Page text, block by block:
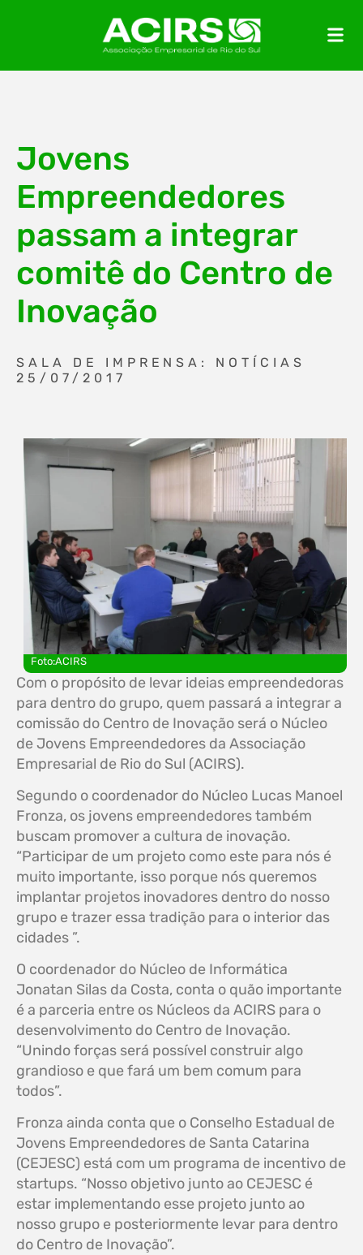
Jovens
Empreendedores
passam a integrar
comitê do Centro de
Inovação
SALA DE IMPRENSA: NOTÍCIAS
25/07/2017
Foto:ACIRS
Com o propósito de levar ideias empreendedoras
para dentro do grupo, quem passará a integrar a
comissão do Centro de Inovação será o Núcleo
de Jovens Empreendedores da Associação
Empresarial de Rio do Sul (ACIRS).
Segundo o coordenador do Núcleo Lucas Manoel
Fronza, os jovens empreendedores também
buscam promover a cultura de inovação.
“Participar de um projeto como este para nós é
muito importante, isso porque nós queremos
implantar projetos inovadores dentro do nosso
grupo e trazer essa tradição para o interior das
cidades ”.
O coordenador do Núcleo de Informática
Jonatan Silas da Costa, conta o quão importante
é a parceria entre os Núcleos da ACIRS para o
desenvolvimento do Centro de Inovação.
“Unindo forças será possível construir algo
grandioso e que fará um bem comum para
todos”.
Fronza ainda conta que o Conselho Estadual de
Jovens Empreendedores de Santa Catarina
(CEJESC) está com um programa de incentivo de
startups. “Nosso objetivo junto ao CEJESC é
estar implementando esse projeto junto ao
nosso grupo e posteriormente levar para dentro
do Centro de Inovação”.